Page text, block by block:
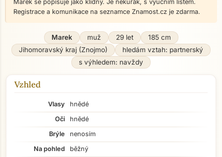
Marek se popisuje jako klidný. Je nekuřák, s výučním listem.
Registrace a komunikace na seznamce Znamost.cz je zdarma.
Marek muž 29 let
185 cm
Jihomoravský kraj (Znojmo)
hledám vztah: partnerský
s výhledem: navždy
Vzhled
Vlasy
hnědé
Oči
hnědé
Brýle
nenosím
Na pohled
běžný